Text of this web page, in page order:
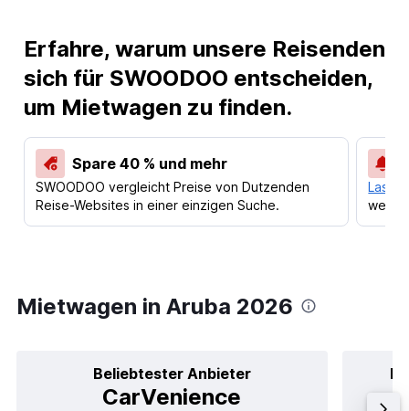
Erfahre, warum unsere Reisenden
sich für SWOODOO entscheiden,
um Mietwagen zu finden.
Spare 40 % und mehr
SWOODOO vergleicht Preise von Dutzenden
Reise-Websites in einer einzigen Suche.
Lass
Mietwagen in Aruba 2026
Beliebtester Anbieter
CarVenience